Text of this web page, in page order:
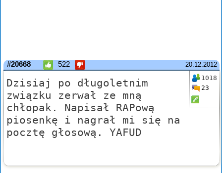
20.12.2012
#20668 522
1018
23
Dzisiaj po długoletnim
związku zerwał ze mną
chłopak. Napisał RAPową
piosenkę i nagrał mi się na
pocztę głosową. YAFUD